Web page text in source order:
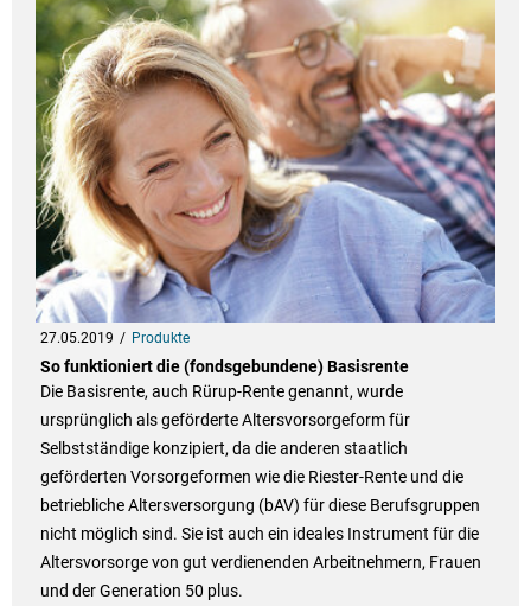
27.05.2019 Produkte
So funktioniert die (fondsgebundene) Basisrente
Die Basisrente, auch Rürup-Rente genannt, wurde
ursprünglich als geförderte Altersvorsorgeform für
Selbstständige konzipiert, da die anderen staatlich
geförderten Vorsorgeformen wie die Riester-Rente und die
betriebliche Altersversorgung (bAV) für diese Berufsgruppen
nicht möglich sind. Sie ist auch ein ideales Instrument für die
Altersvorsorge von gut verdienenden Arbeitnehmern, Frauen
und der Generation 50 plus.